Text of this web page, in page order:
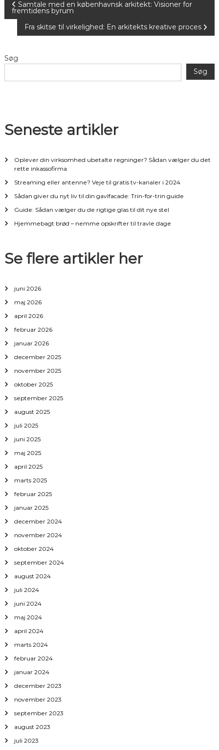
d
s
n
a
v
i
g
t
i
o
n
Samtale med en københavnsk arkitekt: Visioner for
fremtidens byrum
Fra skitse til virkelighed: En arkitekts kreative proces
Søg
Søg
Seneste artikler
Oplever din virksomhed ubetalte regninger? Sådan vælger du det
rette inkassofirma
Streaming eller antenne? Veje til gratis tv-kanaler i 2024
Sådan giver du nyt liv til din gavlfacade: Trin-for-trin guide
Guide: Sådan vælger du de rigtige glas til dit nye stel
Hjemmebagt brød – nemme opskrifter til travle dage
Se flere artikler her
juni 2026
maj 2026
april 2026
februar 2026
januar 2026
december 2025
november 2025
oktober 2025
september 2025
august 2025
juli 2025
juni 2025
maj 2025
april 2025
marts 2025
februar 2025
januar 2025
december 2024
november 2024
oktober 2024
september 2024
august 2024
juli 2024
juni 2024
maj 2024
april 2024
marts 2024
februar 2024
januar 2024
december 2023
november 2023
september 2023
august 2023
juli 2023